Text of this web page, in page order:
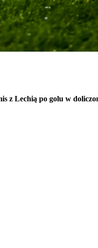
z Lechią po golu w